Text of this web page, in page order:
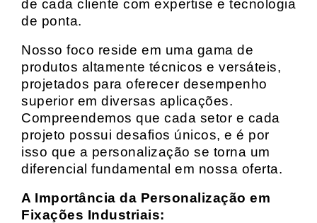
de cada cliente com expertise e tecnologia
de ponta.
Nosso foco reside em uma gama de
produtos altamente técnicos e versáteis,
projetados para oferecer desempenho
superior em diversas aplicações.
Compreendemos que cada setor e cada
projeto possui desafios únicos, e é por
isso que a personalização se torna um
diferencial fundamental em nossa oferta.
A Importância da Personalização em
Fixações Industriais: